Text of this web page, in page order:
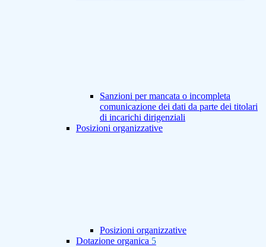
Sanzioni per mancata o incompleta
comunicazione dei dati da parte dei titolari
di incarichi dirigenziali
Posizioni organizzative
Posizioni organizzative
Dotazione organica 5